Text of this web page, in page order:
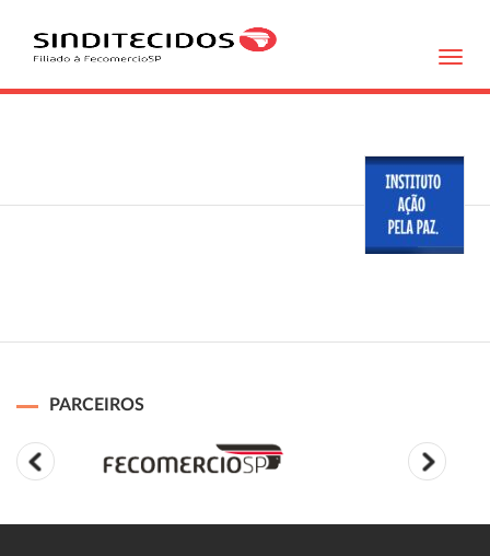
PARCEIROS